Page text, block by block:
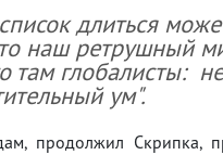
длиться
наш ретрушный
там глобалисты:
ум".
продолжил Скрипка,